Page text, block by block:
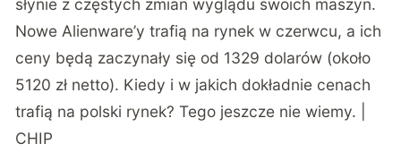
słynie z częstych zmian wyglądu swoich maszyn.
Nowe Alienware’y trafią na rynek w czerwcu, a ich
ceny będą zaczynały się od 1329 dolarów (około
5120 zł netto). Kiedy i w jakich dokładnie cenach
trafią na polski rynek? Tego jeszcze nie wiemy. |
CHIP